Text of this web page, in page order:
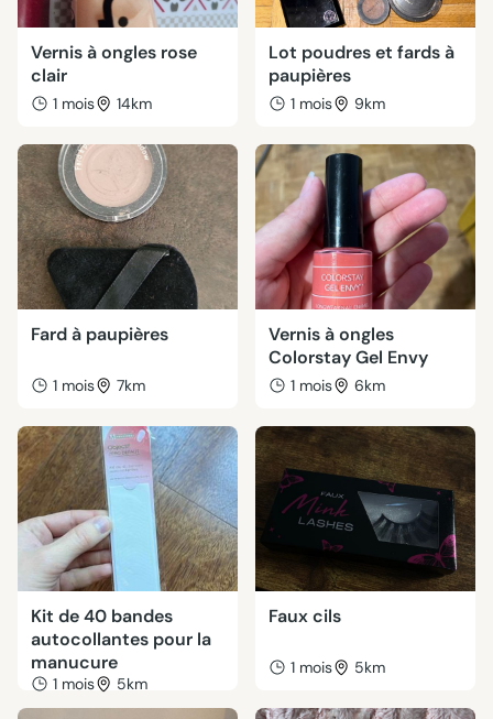
Vernis à ongles rose
clair
1 mois 14km
Lot poudres et fards à
paupières
1 mois 9km
Fard à paupières
1 mois 7km
Vernis à ongles
Colorstay Gel Envy
1 mois 6km
Kit de 40 bandes
autocollantes pour la
manucure
1 mois 5km
Faux cils
1 mois 5km